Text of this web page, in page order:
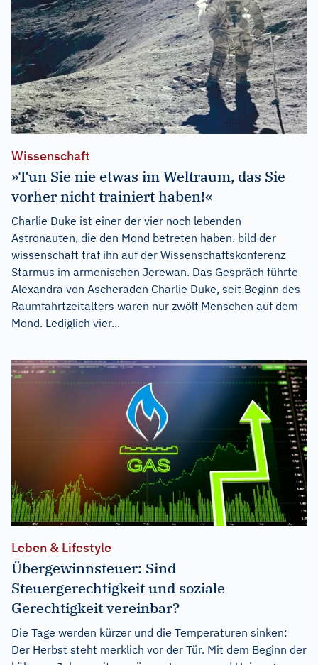
Wissenschaft
»Tun Sie nie etwas im Weltraum, das Sie
vorher nicht trainiert haben!«
Charlie Duke ist einer der vier noch lebenden
Astronauten, die den Mond betreten haben. bild der
wissenschaft traf ihn auf der Wissenschaftskonferenz
Starmus im armenischen Jerewan. Das Gespräch führte
Alexandra von Ascheraden Charlie Duke, seit Beginn des
Raumfahrtzeitalters waren nur zwölf Menschen auf dem
Mond. Lediglich vier...
Leben & Lifestyle
Übergewinnsteuer: Sind
Steuergerechtigkeit und soziale
Gerechtigkeit vereinbar?
Die Tage werden kürzer und die Temperaturen sinken:
Der Herbst steht merklich vor der Tür. Mit dem Beginn der